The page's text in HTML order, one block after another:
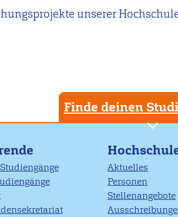
unserer
Finde deinen
Aktuelles
Personen
Stellenangebote